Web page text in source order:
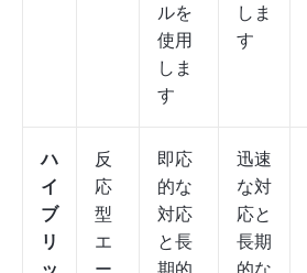
ルを
使用
しま
す
しま
す
ハ
イ
ブ
リ
反
応
型
エ
即応
的な
対応
と長
迅速
な対
応と
長期